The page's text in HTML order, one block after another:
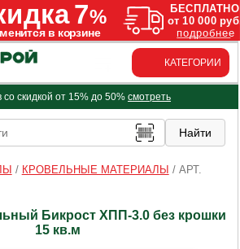
КАТЕГОРИИ
со скидкой от 15% до 50% смотреть
/ КРОВЕЛЬНЫЕ МАТЕРИАЛЫ / АРТ.
Бикрост ХПП-3.0 без крошки
15 кв.м